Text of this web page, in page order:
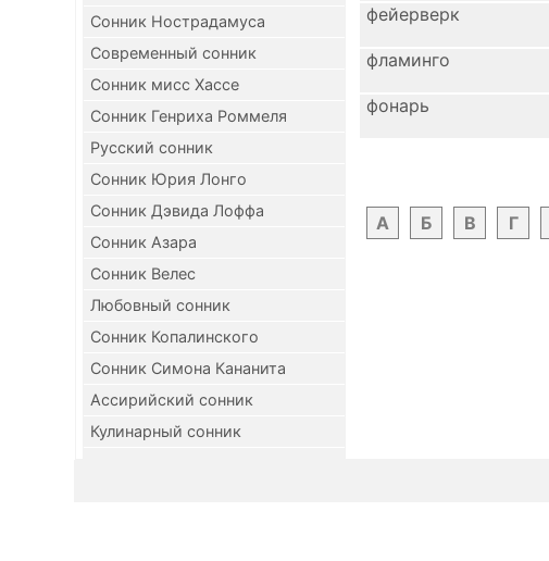
Сонник Нострадамуса
Современный сонник
Сонник мисс Хассе
Сонник Генриха Роммеля
Русский сонник
Сонник Юрия Лонго
Сонник Дэвида Лоффа
Сонник Азара
Сонник Велес
Любовный сонник
Сонник Копалинского
Сонник Симона Кананита
Ассирийский сонник
Кулинарный сонник
фейерверк
фламинго
фонарь
А
Б В Г